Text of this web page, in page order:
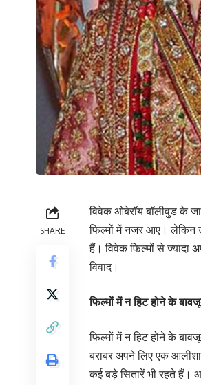
SHARE
विवेक ओबेरॉय बॉलीवुड के
फिल्मों में नजर आए। लेकिन
हैं। विवेक फिल्मों से ज्यादा
विवाद।
फिल्मों में न हिट होने के
फिल्मों में न हिट होने के
बराबर अपने लिए एक
कई बड़े सितारें भी रहते हैं।